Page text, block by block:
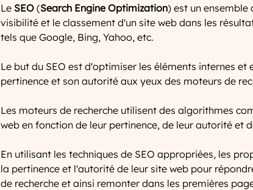
Le SEO (Search Engine Optimization) est un ensemble
visibilité et le classement d'un site web dans les
tels que Google, Bing, Yahoo, etc.
Le but du SEO est d'optimiser les éléments internes
pertinence et son autorité aux yeux des moteurs de
Les moteurs de recherche utilisent des algorithmes
web en fonction de leur pertinence, de leur autorité et
En utilisant les techniques de SEO appropriées, les
la pertinence et l'autorité de leur site web pour
de recherche et ainsi remonter dans les premières